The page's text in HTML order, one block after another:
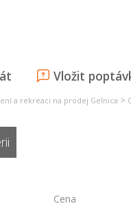
Vložit
a rekreaci na prodej Gelnica >
Cena